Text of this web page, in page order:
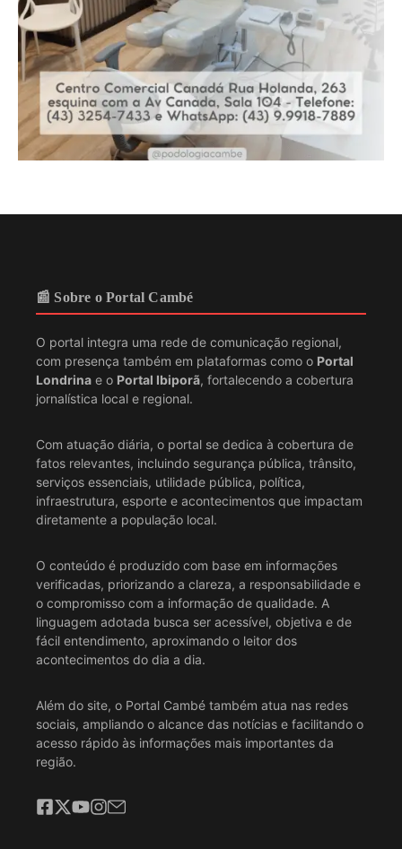
📰 Sobre o Portal Cambé
O portal integra uma rede de comunicação regional,
com presença também em plataformas como o Portal
Londrina e o Portal Ibiporã, fortalecendo a cobertura
jornalística local e regional.
Com atuação diária, o portal se dedica à cobertura de
fatos relevantes, incluindo segurança pública, trânsito,
serviços essenciais, utilidade pública, política,
infraestrutura, esporte e acontecimentos que impactam
diretamente a população local.
O conteúdo é produzido com base em informações
verificadas, priorizando a clareza, a responsabilidade e
o compromisso com a informação de qualidade. A
linguagem adotada busca ser acessível, objetiva e de
fácil entendimento, aproximando o leitor dos
acontecimentos do dia a dia.
Além do site, o Portal Cambé também atua nas redes
sociais, ampliando o alcance das notícias e facilitando o
acesso rápido às informações mais importantes da
região.